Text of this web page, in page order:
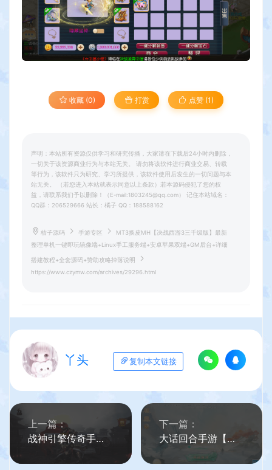
收藏 (0) 打赏 点赞 (1)
声明：本站所有资源仅供学习和研究传播，大家请在下载后24小时内删除，
一切关于该资源商业行为与本站无关。 请勿将该软件进行商业交易、转载
等行为，该软件只为研究、学习所提供，该软件使用后发生的一切问题与本
站无关。 （若您进入本站就表示同意以上条款）若本源码侵犯了您的权
益，请联系我们予以删除！（E-mail:1803245@qq.com） 记住本站域名：
QQ群：206529666 站长：橘子 QQ：188588162
桔子源码 手游专区
MT3换皮MH【决战西游3三千级版】最新
整理单机一键即玩镜像端+Linux手工服务端+安卓苹果双端+GM后台+详细
搭建教程+全套源码+赞助攻略掉落说明
https://www.czymw.com/archives/29296.html
丫头 复制本文链接
上一篇：
战神引擎传奇手游【再战杀伐第二季二十大陆单职业完整版】最新整理单机一键即玩镜像端+Win系复古服务端+安卓苹果双端+GM授权后台+详细搭建教程
下一篇：
大话回合手游【最新引擎之缥缈六阶时空闪现大作战】最新整理Linux手工服务端+安卓苹果双端+管理后台+详细搭建教程+视频教程